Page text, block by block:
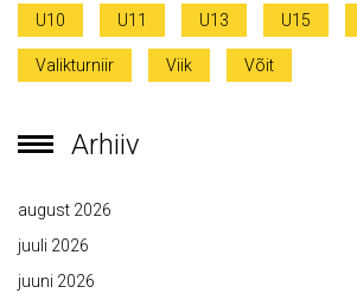
U10 U11 U13 U15
Valikturniir Viik Võit
Arhiiv
august 2026
juuli 2026
juuni 2026